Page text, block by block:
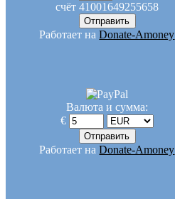
счёт 41001649255658
Работает на Donate-Amoney
Валюта и сумма:
€
Работает на Donate-Amoney